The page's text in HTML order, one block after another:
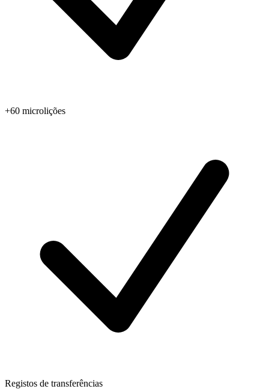
+60 microlições
Registos de transferências